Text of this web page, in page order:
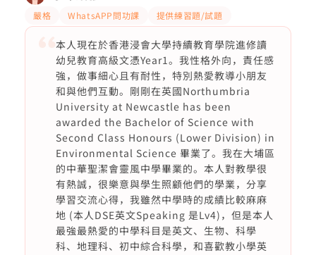
嚴格 WhatsAPP問功課 提供練習題/試題
本人現在於香港浸會大學持續教育學院進修讀
幼兒教育高級文憑Year1。我性格外向，責任感
強，做事細心且有耐性，特別熱愛教導小朋友
和與他們互動。剛剛在英國Northumbria
University at Newcastle has been
awarded the Bachelor of Science with
Second Class Honours (Lower Division) in
Environmental Science 畢業了。我在大埔區
的中華聖潔會靈風中學畢業的。本人對教學很
有熱誠，很樂意與學生照顧他們的學業，分享
學習交流心得，我雖然中學時的成績比較麻麻
地 (本人DSE英文Speaking 是Lv4)，但是本人
最強最熱愛的中學科目是英文、生物、科學
科、地理科、初中綜合科學，和喜歡教小學英